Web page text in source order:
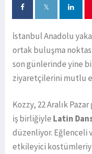
İstanbul Anadolu
ortak buluşma
son günlerinde yine
ziyaretçilerini mutlu
Kozzy, 22 Aralık
iş birliğiyle Latin
düzenliyor.
etkileyici